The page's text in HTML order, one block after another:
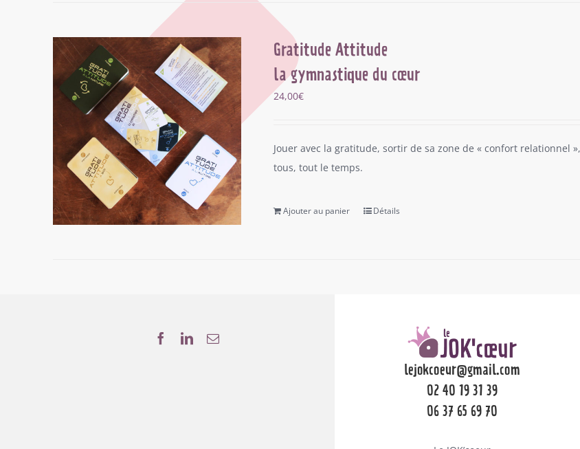
Gratitude Attitude
la gymnastique du cœur
24,00€
Jouer avec la gratitude, sortir de sa zone de « confort
tous, tout le temps.
Ajouter au panier Détails
lejokcoeur@gmail.com
02 40 19 31 39
06 37 65 69 70